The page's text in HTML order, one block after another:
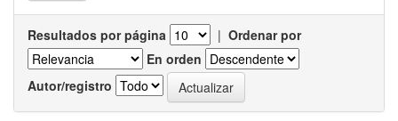
Resultados por página | Ordenar por
En orden
Autor/registro